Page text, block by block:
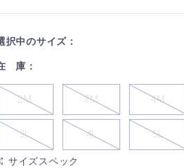
択中のサイズ：
庫：
2M 3M 4M
3L 4L 5L
サイズスペック